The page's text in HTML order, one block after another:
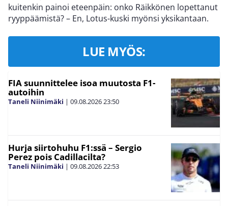
kuitenkin painoi eteenpäin: onko Räikkönen lopettanut
ryyppäämistä? – En, Lotus-kuski myönsi yksikantaan.
LUE MYÖS:
FIA suunnittelee isoa muutosta F1-
autoihin
Taneli Niinimäki | 09.08.202623:50
Hurja siirtohuhu F1:ssä – Sergio
Perez pois Cadillacilta?
Taneli Niinimäki | 09.08.202622:53